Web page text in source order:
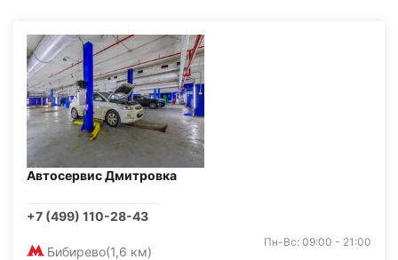
Автосервис Дмитровка
+7 (499) 110-28-43
Бибирево(1,6 км)
Пн-Вс: 09:00 - 21:00